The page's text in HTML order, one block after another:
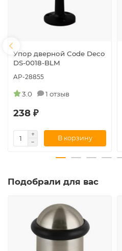
Упор дверной Code Deco
DS-0018-BLM
AP-28855
3.0 1 отзыв
238 ₽
В корзину
Подобрали для вас